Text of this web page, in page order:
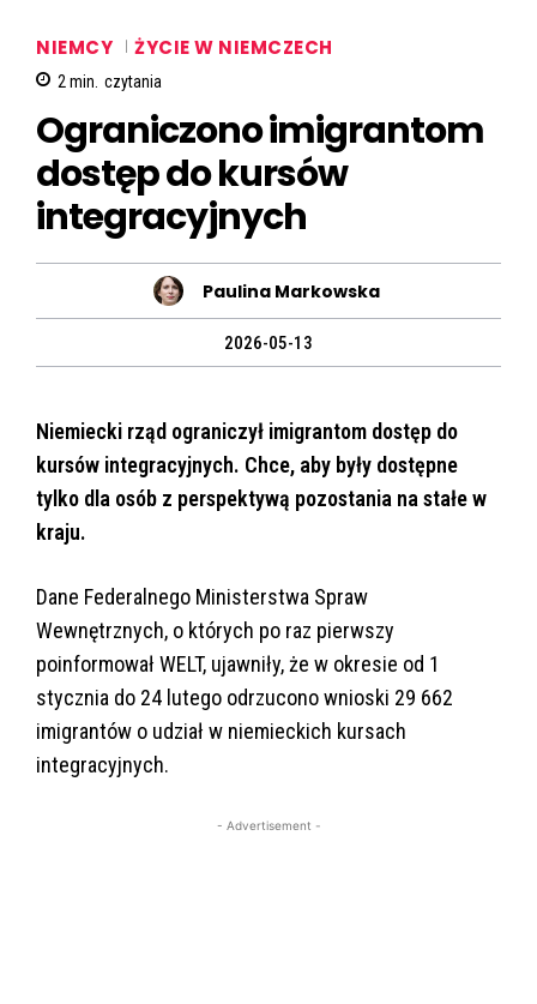
NIEMCY ŻYCIE W NIEMCZECH
2min. czytania
Ograniczono imigrantom
dostęp do kursów
integracyjnych
Paulina Markowska
2026-05-13
Niemiecki rząd ograniczył imigrantom dostęp do
kursów integracyjnych. Chce, aby były dostępne
tylko dla osób z perspektywą pozostania na stałe w
kraju.
Dane Federalnego Ministerstwa Spraw
Wewnętrznych, o których po raz pierwszy
poinformował WELT, ujawniły, że w okresie od 1
stycznia do 24 lutego odrzucono wnioski 29 662
imigrantów o udział w niemieckich kursach
integracyjnych.
- Advertisement -